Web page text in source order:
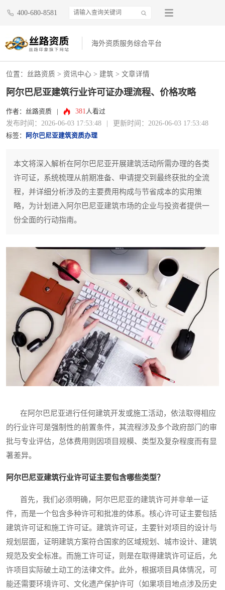
400-680-8581
海外资质服务综合平台
位置： 丝路资质 > 资讯中心 > 建筑 > 文章详情
阿尔巴尼亚建筑行业许可证办理流程、价格攻略
作者：丝路资质 381人看过
发布时间：2026-06-03 17:53:48 更新时间：2026-06-03 17:53:48
标签： 阿尔巴尼亚建筑资质办理
本文将深入解析在阿尔巴尼亚开展建筑活动所需办理的各类
许可证，系统梳理从前期准备、申请提交到最终获批的全流
程，并详细分析涉及的主要费用构成与节省成本的实用策
略，为计划进入阿尔巴尼亚建筑市场的企业与投资者提供一
份全面的行动指南。
在阿尔巴尼亚进行任何建筑开发或施工活动，依法取得相应
的行业许可是强制性的前置条件，其流程涉及多个政府部门的审
批与专业评估，总体费用则因项目规模、类型及复杂程度而有显
著差异。
阿尔巴尼亚建筑行业许可证主要包含哪些类型？
首先，我们必须明确，阿尔巴尼亚的建筑许可并非单一证
件，而是一个包含多种许可和批准的体系。核心许可证主要包括
建筑许可证和施工许可证。建筑许可证，主要针对项目的设计与
规划层面，证明建筑方案符合国家的区域规划、城市设计、建筑
规范及安全标准。而施工许可证，则是在取得建筑许可证后，允
许项目实际破土动工的法律文件。此外，根据项目具体情况，可
能还需要环境许可、文化遗产保护许可（如果项目地点涉及历史